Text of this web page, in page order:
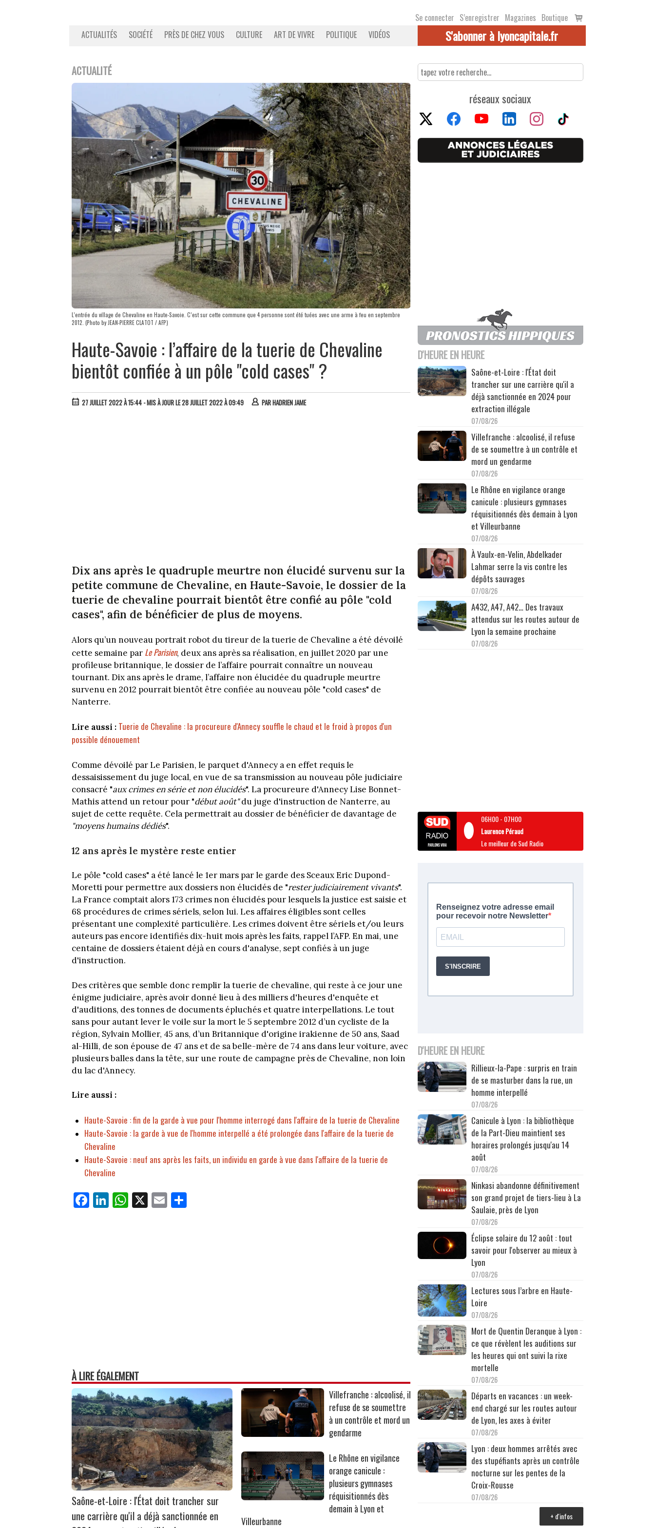
Se connecter S’enregistrer Magazines Boutique
Voir
le
ACTUALITÉS SOCIÉTÉ PRÈS DE CHEZ VOUS CULTURE ART DE VIVRE POLITIQUE VIDÉOS S'abonner à lyoncapitale.fr
ACTUALITÉ
L’entrée du village de Chevaline en Haute-Savoie. C’est sur cette commune que 4 personne sont été tuées avec une arme à feu en septembre
2012. (Photo by JEAN-PIERRE CLATOT / AFP)
Haute-Savoie : l’affaire de la tuerie de Chevaline
bientôt confiée à un pôle "cold cases" ?
27 JUILLET 2022 À 15:44 - MIS À JOUR LE 28 JUILLET 2022 À 09:49 PARHADRIEN JAME
Dix ans après le quadruple meurtre non élucidé survenu sur la
petite commune de Chevaline, en Haute-Savoie, le dossier de la
tuerie de chevaline pourrait bientôt être confié au pôle "cold
cases", afin de bénéficier de plus de moyens.
Alors qu’un nouveau portrait robot du tireur de la tuerie de Chevaline a été dévoilé
cette semaine par Le Parisien, deux ans après sa réalisation, en juillet 2020 par une
profileuse britannique, le dossier de l’affaire pourrait connaître un nouveau
tournant. Dix ans après le drame, l’affaire non élucidée du quadruple meurtre
survenu en 2012 pourrait bientôt être confiée au nouveau pôle "cold cases" de
Nanterre.
Lire aussi : Tuerie de Chevaline : la procureure d'Annecy souffle le chaud et le froid à propos d'un
possible dénouement
Comme dévoilé par Le Parisien, le parquet d'Annecy a en effet requis le
dessaisissement du juge local, en vue de sa transmission au nouveau pôle judiciaire
consacré "aux crimes en série et non élucidés". La procureure d'Annecy Lise Bonnet-
Mathis attend un retour pour "début août"du juge d'instruction de Nanterre, au
sujet de cette requête. Cela permettrait au dossier de bénéficier de davantage de
"moyens humains dédiés".
12 ans après le mystère reste entier
Le pôle "cold cases" a été lancé le 1er mars par le garde des Sceaux Eric Dupond-
Moretti pour permettre aux dossiers non élucidés de "rester judiciairement vivants".
La France comptait alors 173 crimes non élucidés pour lesquels la justice est saisie et
68 procédures de crimes sériels, selon lui. Les affaires éligibles sont celles
présentant une complexité particulière. Les crimes doivent être sériels et/ou leurs
auteurs pas encore identifiés dix-huit mois après les faits, rappel l’AFP. En mai, une
centaine de dossiers étaient déjà en cours d'analyse, sept confiés à un juge
d'instruction.
Des critères que semble donc remplir la tuerie de chevaline, qui reste à ce jour une
énigme judiciaire, après avoir donné lieu à des milliers d'heures d'enquête et
d'auditions, des tonnes de documents épluchés et quatre interpellations. Le tout
sans pour autant lever le voile sur la mort le 5 septembre 2012 d’un cycliste de la
région, Sylvain Mollier, 45 ans, d’un Britannique d'origine irakienne de 50 ans, Saad
al-Hilli, de son épouse de 47 ans et de sa belle-mère de 74 ans dans leur voiture, avec
plusieurs balles dans la tête, sur une route de campagne près de Chevaline, non loin
du lac d'Annecy.
Lire aussi :
Haute-Savoie : fin de la garde à vue pour l'homme interrogé dans l'affaire de la tuerie de Chevaline
Haute-Savoie : la garde à vue de l'homme interpellé a été prolongée dans l'affaire de la tuerie de
Chevaline
Haute-Savoie : neuf ans après les faits, un individu en garde à vue dans l'affaire de la tuerie de
Chevaline
Fa
ce
Li
nk
W
ha
X E
m
À LIRE ÉGALEMENT
Saône-et-Loire : l'État doit trancher sur
une carrière qu'il a déjà sanctionnée en
Villefranche : alcoolisé, il
refuse de se soumettre
à un contrôle et mord un
gendarme
Le Rhône en vigilance
orange canicule :
plusieurs gymnases
réquisitionnés dès
demain à Lyon et
Villeurbanne
réseaux sociaux
D'HEURE EN HEURE
Saône-et-Loire : l'État doit
trancher sur une carrière qu'il a
déjà sanctionnée en 2024 pour
extraction illégale
07/08/26
Villefranche : alcoolisé, il refuse
de se soumettre à un contrôle et
mord un gendarme
07/08/26
Le Rhône en vigilance orange
canicule : plusieurs gymnases
réquisitionnés dès demain à Lyon
et Villeurbanne
07/08/26
À Vaulx-en-Velin, Abdelkader
Lahmar serre la vis contre les
dépôts sauvages
07/08/26
A432, A47, A42… Des travaux
attendus sur les routes autour de
Lyon la semaine prochaine
07/08/26
06H00- 07H00
Laurence Péraud
Le meilleur de Sud Radio
D'HEURE EN HEURE
Rillieux-la-Pape : surpris en train
de se masturber dans la rue, un
homme interpellé
07/08/26
Canicule à Lyon : la bibliothèque
de la Part-Dieu maintient ses
horaires prolongés jusqu'au 14
août
07/08/26
Ninkasi abandonne définitivement
son grand projet de tiers-lieu à La
Saulaie, près de Lyon
07/08/26
Éclipse solaire du 12 août : tout
savoir pour l'observer au mieux à
Lyon
07/08/26
Lectures sous l’arbre en Haute-
Loire
07/08/26
Mort de Quentin Deranque à Lyon :
ce que révèlent les auditions sur
les heures qui ont suivi la rixe
mortelle
07/08/26
Départs en vacances : un week-
end chargé sur les routes autour
de Lyon, les axes à éviter
07/08/26
Lyon : deux hommes arrêtés avec
des stupéfiants après un contrôle
nocturne sur les pentes de la
Croix-Rousse
07/08/26
+ d'infos